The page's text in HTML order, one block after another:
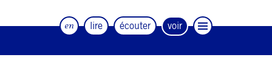
en lire écouter voir